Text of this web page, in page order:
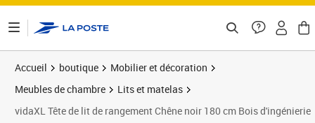
Accueil boutique
Mobilier et décoration
Meubles de chambre
Lits et matelas
vidaXL Tête de lit de rangement Chêne noir 180 cm Bois d'ingénierie